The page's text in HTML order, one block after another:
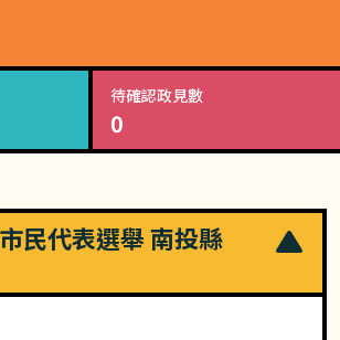
待確認政見數
0
民代表選舉 南投縣